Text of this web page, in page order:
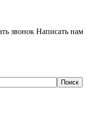
звонок Написать нам